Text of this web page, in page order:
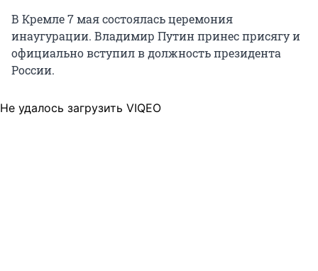
В Кремле 7 мая состоялась церемония
инаугурации. Владимир Путин принес присягу и
официально вступил в должность президента
России.
Не удалось загрузить VIQEO